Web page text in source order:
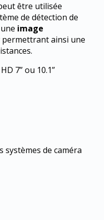
être utilisée
de détection de
image
permettrant ainsi une
7” ou 10.1”
systèmes de caméra